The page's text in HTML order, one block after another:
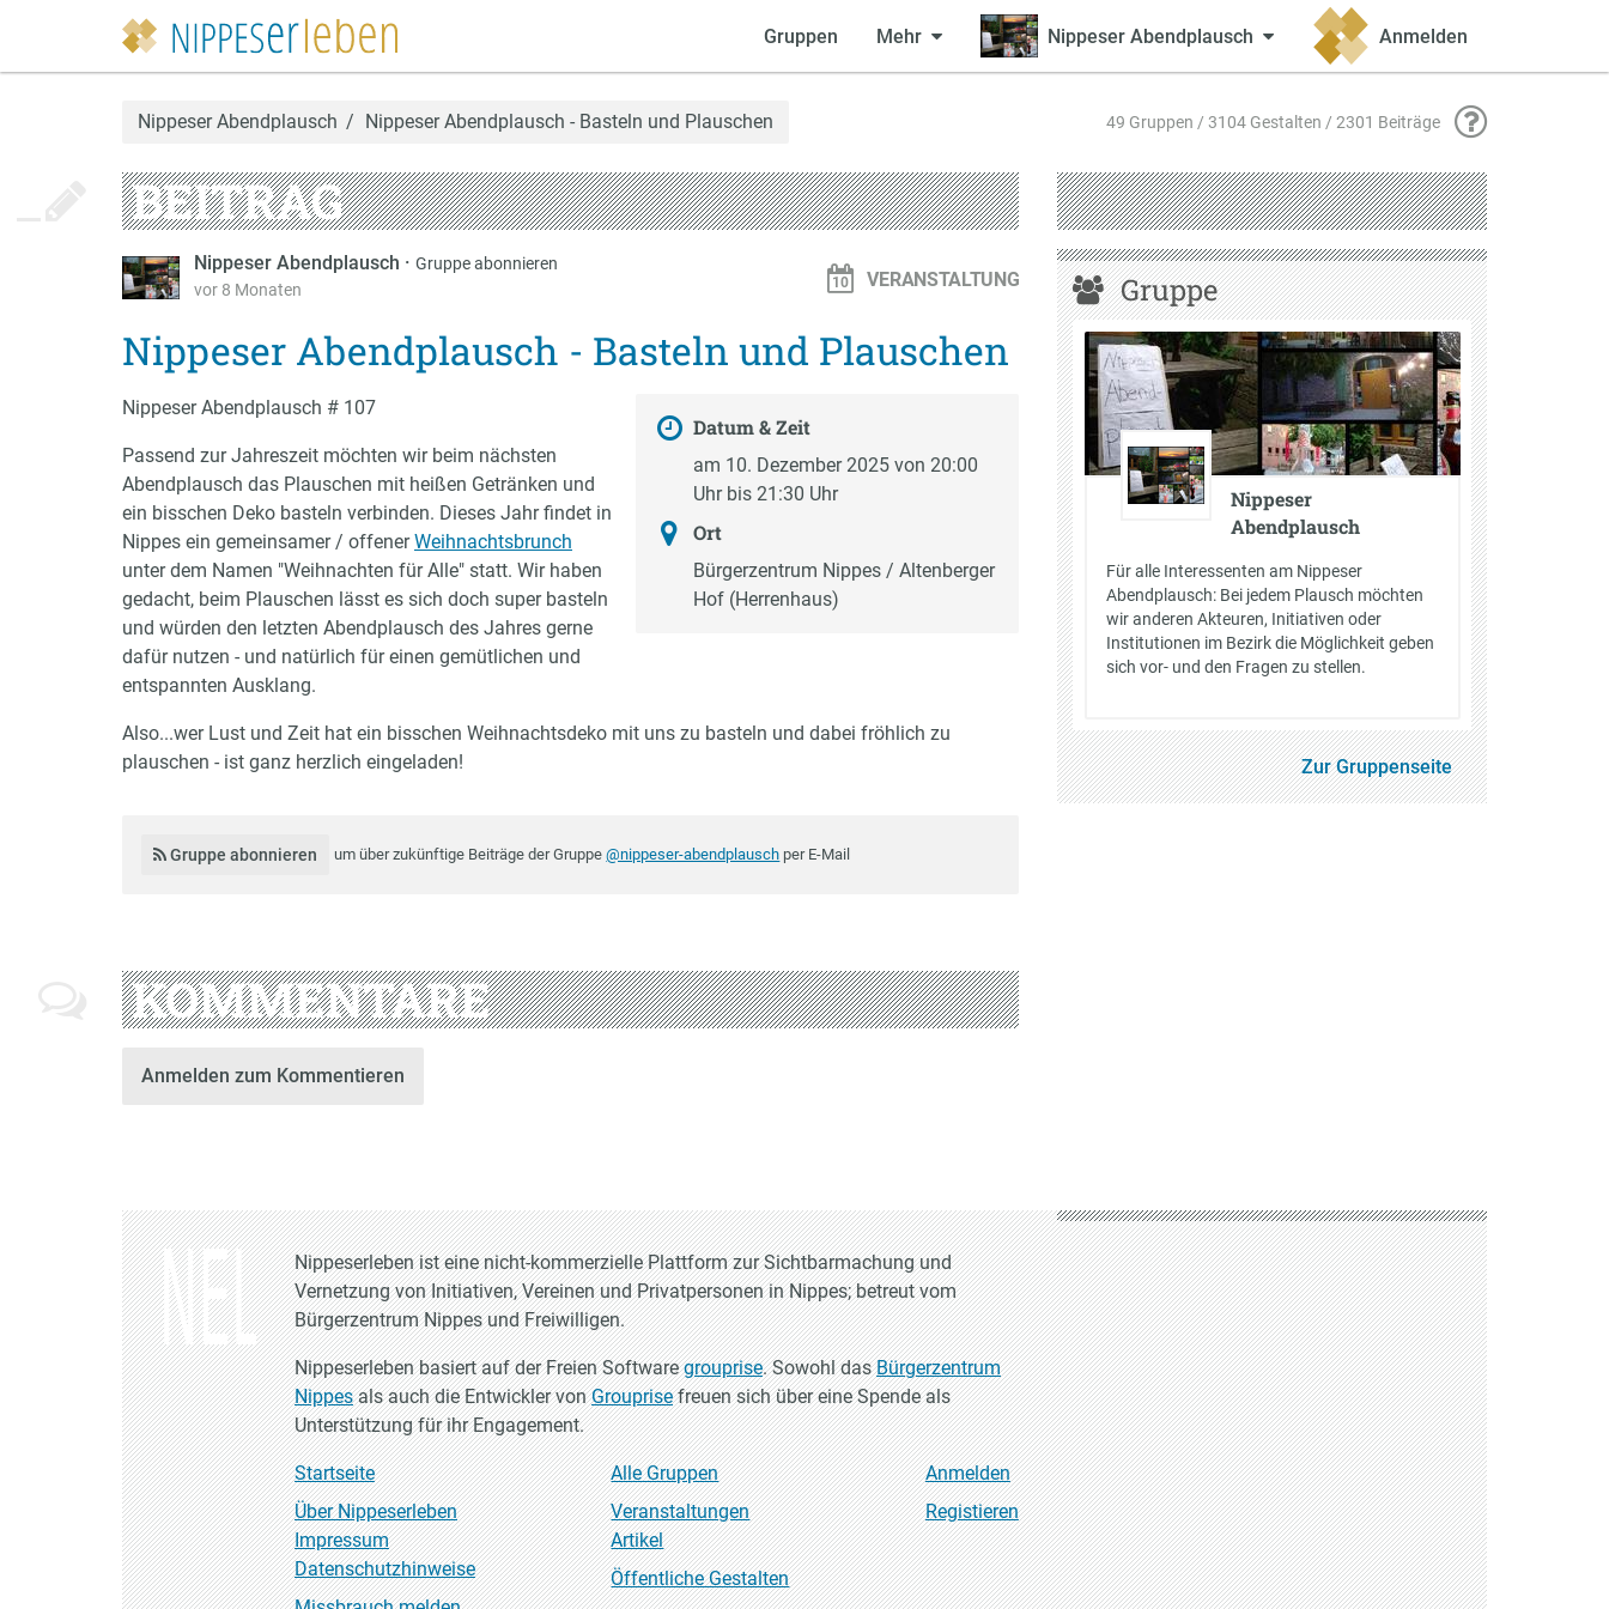
Gruppen Mehr Nippeser Abendplausch Anmelden
Nippeser Abendplausch Nippeser Abendplausch - Basteln und Plauschen 49 Gruppen / 3104 Gestalten / 2301 Beiträge
BEITRAG
Nippeser Abendplausch · Gruppe abonnieren
vor 8 Monaten
VERANSTALTUNG
Nippeser Abendplausch - Basteln und Plauschen
Datum & Zeit
am 10. Dezember 2025 von 20:00
Uhr bis 21:30 Uhr
Ort
Bürgerzentrum Nippes / Altenberger
Hof (Herrenhaus)
Nippeser Abendplausch # 107
Passend zur Jahreszeit möchten wir beim nächsten
Abendplausch das Plauschen mit heißen Getränken und
ein bisschen Deko basteln verbinden. Dieses Jahr findet in
Nippes ein gemeinsamer / offenerWeihnachtsbrunch
unter dem Namen "Weihnachten für Alle" statt. Wir haben
gedacht, beim Plauschen lässt es sich doch super basteln
und würden den letzten Abendplausch des Jahres gerne
dafür nutzen - und natürlich für einen gemütlichen und
entspannten Ausklang.
Also...wer Lust und Zeit hat ein bisschen Weihnachtsdeko mit uns zu basteln und dabei fröhlich zu
plauschen - ist ganz herzlich eingeladen!
Gruppe abonnieren um über zukünftige Beiträge der Gruppe@nippeser-abendplausch per E-Mail
KOMMENTARE
Anmelden zum Kommentieren
Gruppe
Nippeser
Abendplausch
Für alle Interessenten am Nippeser
Abendplausch: Bei jedem Plausch möchten
wir anderen Akteuren, Initiativen oder
Institutionen im Bezirk die Möglichkeit geben
sich vor- und den Fragen zu stellen.
Zur Gruppenseite
Nippeserleben ist eine nicht-kommerzielle Plattform zur Sichtbarmachung und
Vernetzung von Initiativen, Vereinen und Privatpersonen in Nippes; betreut vom
Bürgerzentrum Nippes und Freiwilligen.
Nippeserleben basiert auf der Freien Softwaregrouprise. Sowohl dasBürgerzentrum
Nippesals auch die Entwickler vonGrouprisefreuen sich über eine Spende als
Unterstützung für ihr Engagement.
Startseite
Über Nippeserleben
Impressum
Datenschutzhinweise
Alle Gruppen
Veranstaltungen
Artikel
Öffentliche Gestalten
Anmelden
Registieren